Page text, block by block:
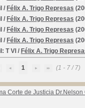
/ Félix A. Trigo Represas
/ Félix A. Trigo Represas
/ Félix A. Trigo Represas
/ Félix A. Trigo Represas
T VI / Félix A. Trigo
1 (1 - 7 / 7)
Corte de Justicia Dr.Nelson